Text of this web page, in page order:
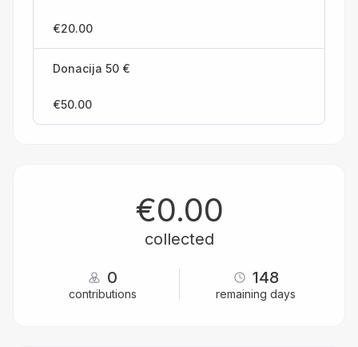
€20.00
Donacija 50 €
€50.00
€0.00
collected
0
contributions
148
remaining days